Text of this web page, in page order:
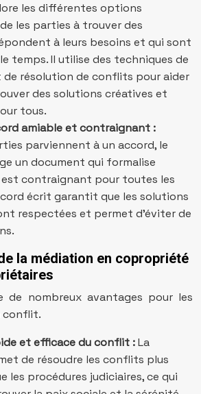
les différentes options
les parties à trouver des
à leurs besoins et qui sont
temps. Il utilise des techniques de
résolution de conflits pour aider
des solutions créatives et
tous.
amiable et contraignant :
parviennent à un accord, le
un document qui formalise
est contraignant pour toutes les
écrit garantit que les solutions
respectées et permet d’éviter de
la médiation en copropriété
de nombreux avantages pour les
conflit.
et efficace du conflit :La
de résoudre les conflits plus
les procédures judiciaires, ce qui